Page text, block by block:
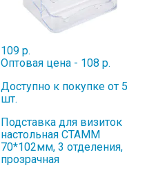
109 р.
Оптовая цена - 108 р.
Доступно к покупке от 5
шт.
Подставка для визиток
настольная СТАММ
70*102мм, 3 отделения,
прозрачная